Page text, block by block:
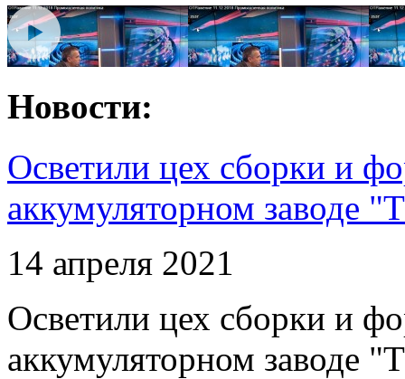
Новости:
Осветили цех сборки и
аккумуляторном заводе
14 апреля 2021
Осветили цех сборки и
аккумуляторном заводе